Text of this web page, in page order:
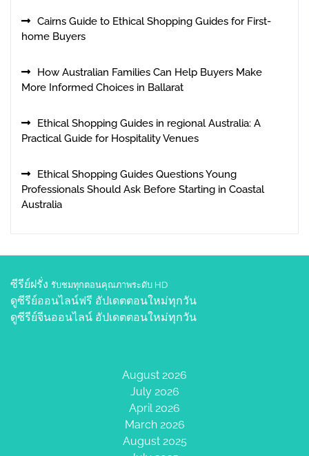
Cairns Guide to Ethical Shopping Guides for First-
home Buyers
How Australian Families Can Help Buyers Make
More Informed Choices in Ballarat
Ethical Shopping Guides in regional Australia: A
Practical Guide for Hospitality Venues
Ethical Shopping Guides Questions Young
Professionals Should Ask Before Starting in Coastal
Australia
ซีรีย์ฝรั่ง รับชมทุกตอนคุณภาพระดับ HD
ดูซีรีย์ออนไลน์ฟรี อัปเดตตอนใหม่ทุกวัน
ดูซีรีย์จีนออนไลน์ อัปเดตตอนใหม่ทุกวัน
August 2026
July 2026
April 2026
March 2026
August 2025